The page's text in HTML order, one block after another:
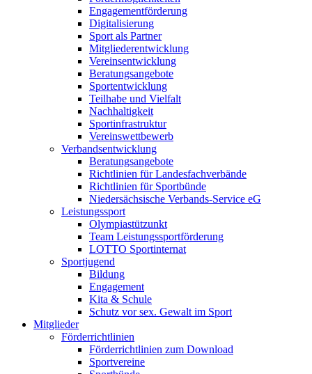
Engagementförderung
Digitalisierung
Sport als Partner
Mitgliederentwicklung
Vereinsentwicklung
Beratungsangebote
Sportentwicklung
Teilhabe und Vielfalt
Nachhaltigkeit
Sportinfrastruktur
Vereinswettbewerb
Verbandsentwicklung
Beratungsangebote
Richtlinien für Landesfachverbände
Richtlinien für Sportbünde
Niedersächsische Verbands-Service eG
Leistungssport
Olympiastützunkt
Team Leistungssportförderung
LOTTO Sportinternat
Sportjugend
Bildung
Engagement
Kita & Schule
Schutz vor sex. Gewalt im Sport
Mitglieder
Förderrichtlinien
Förderrichtlinien zum Download
Sportvereine